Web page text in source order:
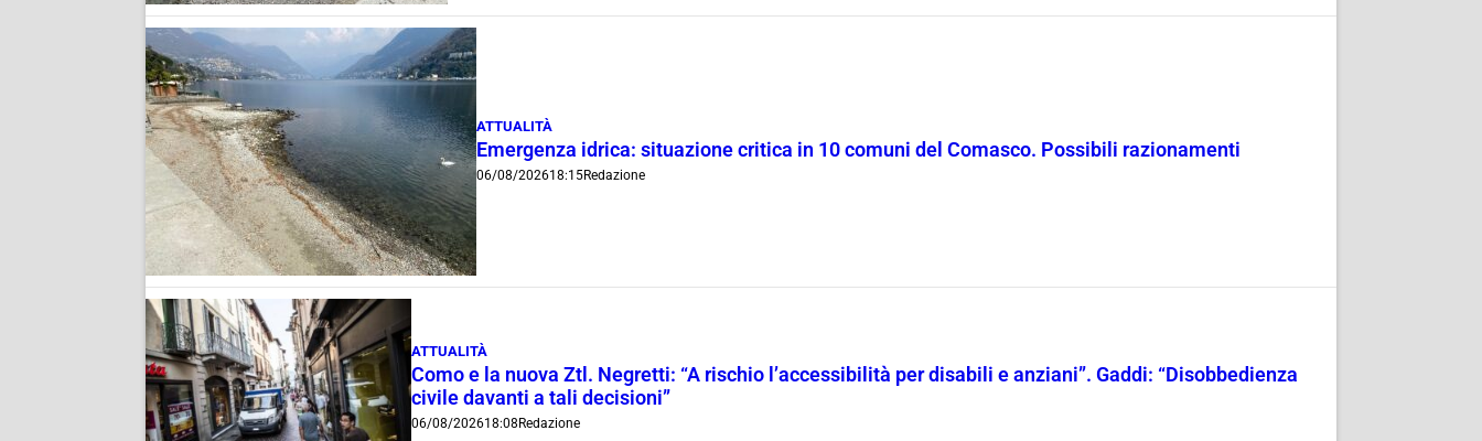
ATTUALITÀ
Emergenza idrica: situazione critica in 10 comuni del Comasco. Possibili razionamenti
06/08/202618:15Redazione
ATTUALITÀ
Como e la nuova Ztl. Negretti: “A rischio l’accessibilità per disabili e anziani”. Gaddi: “Disobbedienza
civile davanti a tali decisioni”
06/08/202618:08Redazione